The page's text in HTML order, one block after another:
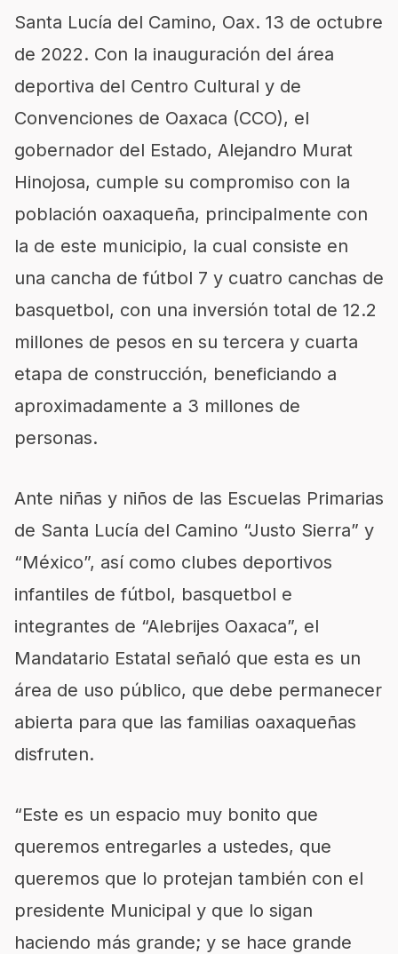
Santa Lucía del Camino, Oax. 13 de octubre
de 2022. Con la inauguración del área
deportiva del Centro Cultural y de
Convenciones de Oaxaca (CCO), el
gobernador del Estado, Alejandro Murat
Hinojosa, cumple su compromiso con la
población oaxaqueña, principalmente con
la de este municipio, la cual consiste en
una cancha de fútbol 7 y cuatro canchas de
basquetbol, con una inversión total de 12.2
millones de pesos en su tercera y cuarta
etapa de construcción, beneficiando a
aproximadamente a 3 millones de
personas.
Ante niñas y niños de las Escuelas Primarias
de Santa Lucía del Camino “Justo Sierra” y
“México”, así como clubes deportivos
infantiles de fútbol, basquetbol e
integrantes de “Alebrijes Oaxaca”, el
Mandatario Estatal señaló que esta es un
área de uso público, que debe permanecer
abierta para que las familias oaxaqueñas
disfruten.
“Este es un espacio muy bonito que
queremos entregarles a ustedes, que
queremos que lo protejan también con el
presidente Municipal y que lo sigan
haciendo más grande; y se hace grande